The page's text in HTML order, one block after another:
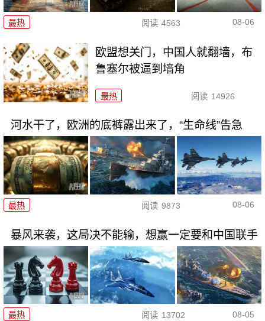
最热 阅读 4563 08-06
欧盟想关门，中国人就翻墙，布
鲁塞尔被逼到墙角
最热 阅读 14926
河水干了，欧洲的底裤露出来了，“生命线”告急
最热 阅读 9873 08-06
暴风来袭，这局决不能输，想赢一定要和中国联手
最热 阅读 13702 08-05